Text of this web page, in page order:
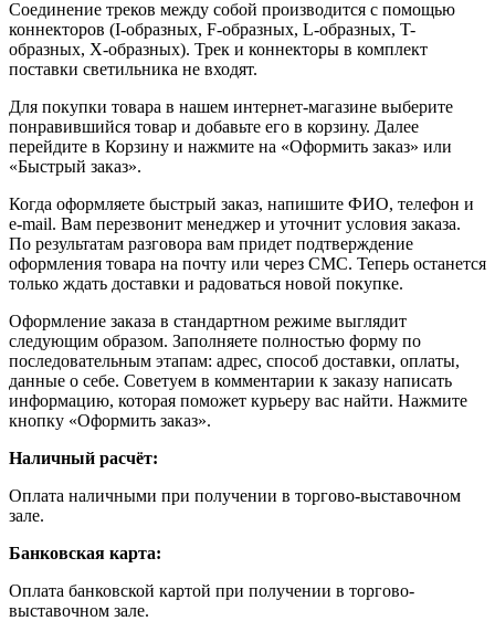
Соединение треков между собой производится с помощью
коннекторов (I-образных, F-образных, L-образных, T-
образных, X-образных). Трек и коннекторы в комплект
поставки светильника не входят.
Для покупки товара в нашем интернет-магазине выберите
понравившийся товар и добавьте его в корзину. Далее
перейдите в Корзину и нажмите на «Оформить заказ» или
«Быстрый заказ».
Когда оформляете быстрый заказ, напишите ФИО, телефон и
e-mail. Вам перезвонит менеджер и уточнит условия заказа.
По результатам разговора вам придет подтверждение
оформления товара на почту или через СМС. Теперь останется
только ждать доставки и радоваться новой покупке.
Оформление заказа в стандартном режиме выглядит
следующим образом. Заполняете полностью форму по
последовательным этапам: адрес, способ доставки, оплаты,
данные о себе. Советуем в комментарии к заказу написать
информацию, которая поможет курьеру вас найти. Нажмите
кнопку «Оформить заказ».
Наличный расчёт:
Оплата наличными при получении в торгово-выставочном
зале.
Банковская карта:
Оплата банковской картой при получении в торгово-
выставочном зале.